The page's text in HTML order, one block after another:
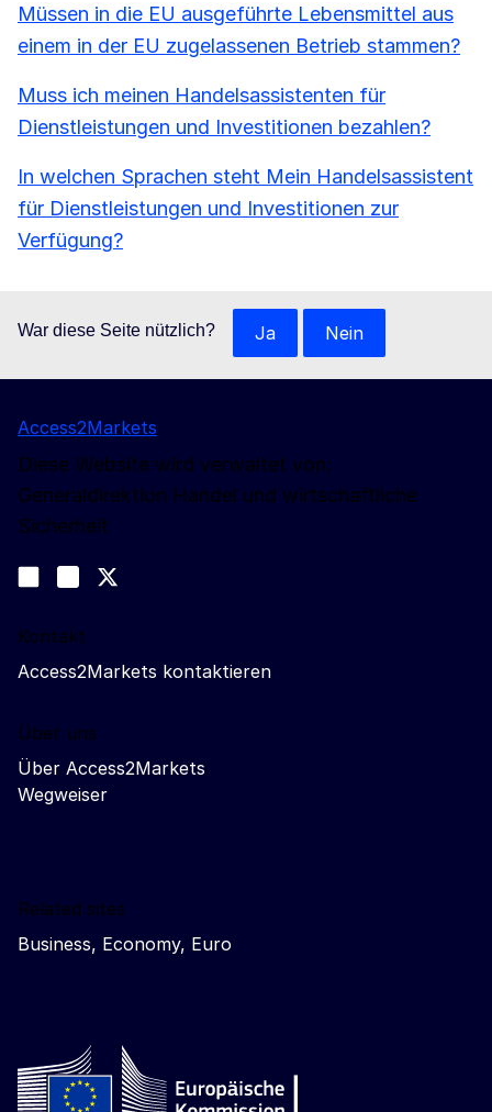
Müssen in die EU ausgeführte Lebensmittel aus
einem in der EU zugelassenen Betrieb stammen?
Muss ich meinen Handelsassistenten für
Dienstleistungen und Investitionen bezahlen?
In welchen Sprachen steht Mein Handelsassistent
für Dienstleistungen und Investitionen zur
Verfügung?
War diese Seite nützlich? Ja Nein
Access2Markets
Diese Website wird verwaltet von:
Generaldirektion Handel und wirtschaftliche
Sicherheit
Join us on LinkedIn
Trade-Off podcast
Kontakt
Access2Markets kontaktieren
Über uns
Über Access2Markets
Wegweiser
Related sites
Business, Economy, Euro